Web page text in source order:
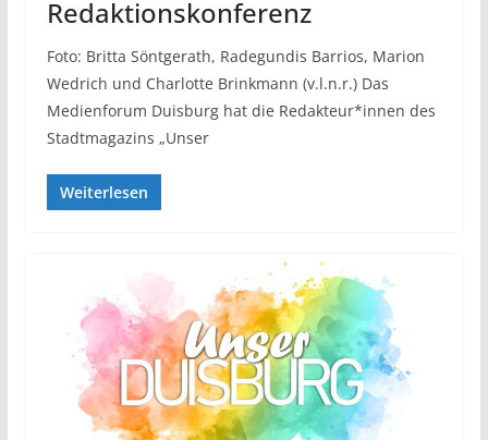
Redaktionskonferenz
Foto: Britta Söntgerath, Radegundis Barrios, Marion
Wedrich und Charlotte Brinkmann (v.l.n.r.) Das
Medienforum Duisburg hat die Redakteur*innen des
Stadtmagazins „Unser
Weiterlesen